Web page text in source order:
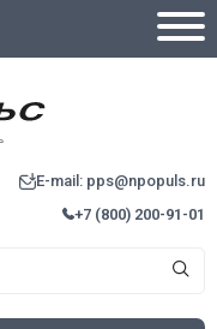
E-mail: pps@npopuls.ru
+7 (800) 200-91-01